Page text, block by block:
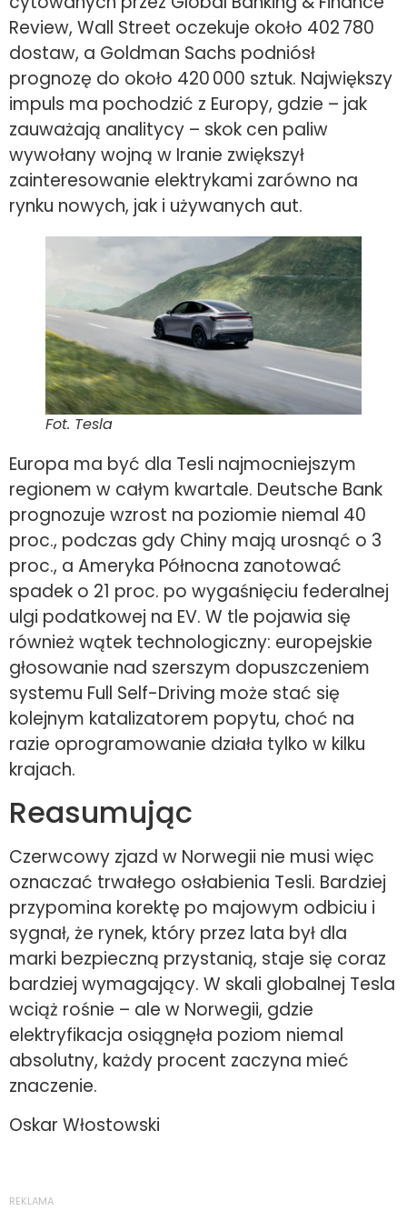
Review, Wall Street oczekuje około 402 780
dostaw, a Goldman Sachs podniósł
prognozę do około 420 000 sztuk. Największy
impuls ma pochodzić z Europy, gdzie – jak
zauważają analitycy – skok cen paliw
wywołany wojną w Iranie zwiększył
zainteresowanie elektrykami zarówno na
rynku nowych, jak i używanych aut.
Fot. Tesla
Europa ma być dla Tesli najmocniejszym
regionem w całym kwartale. Deutsche Bank
prognozuje wzrost na poziomie niemal 40
proc., podczas gdy Chiny mają urosnąć o 3
proc., a Ameryka Północna zanotować
spadek o 21 proc. po wygaśnięciu federalnej
ulgi podatkowej na EV. W tle pojawia się
również wątek technologiczny: europejskie
głosowanie nad szerszym dopuszczeniem
systemu Full Self-Driving może stać się
kolejnym katalizatorem popytu, choć na
razie oprogramowanie działa tylko w kilku
krajach.
Reasumując
Czerwcowy zjazd w Norwegii nie musi więc
oznaczać trwałego osłabienia Tesli. Bardziej
przypomina korektę po majowym odbiciu i
sygnał, że rynek, który przez lata był dla
marki bezpieczną przystanią, staje się coraz
bardziej wymagający. W skali globalnej Tesla
wciąż rośnie – ale w Norwegii, gdzie
elektryfikacja osiągnęła poziom niemal
absolutny, każdy procent zaczyna mieć
znaczenie.
Oskar Włostowski
REKLAMA